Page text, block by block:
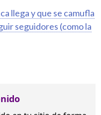
llega y que se camufla
seguidores (como la